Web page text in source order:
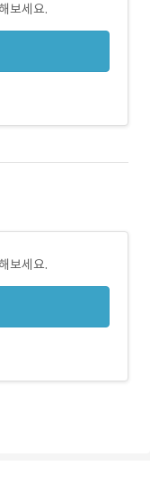
보세요.
보세요.